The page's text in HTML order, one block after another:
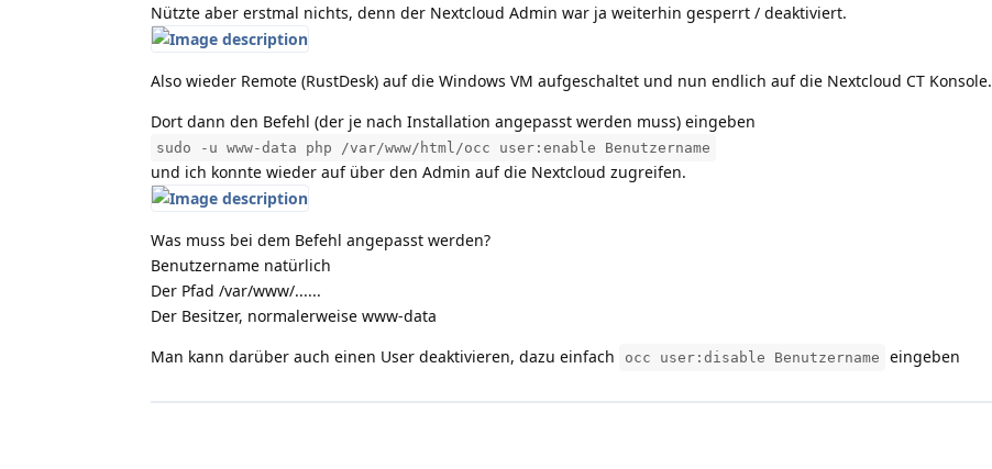
Nützte aber erstmal nichts, denn der Nextcloud Admin war ja weiterhin gesperrt / deaktiviert.
Also wieder Remote (RustDesk) auf die Windows VM aufgeschaltet und nun endlich auf die Nextcloud CT Konsole.
Dort dann den Befehl (der je nach Installation angepasst werden muss) eingeben
sudo -u www-data php /var/www/html/occ user:enable Benutzername
und ich konnte wieder auf über den Admin auf die Nextcloud zugreifen.
Was muss bei dem Befehl angepasst werden?
Benutzername natürlich
Der Pfad /var/www/......
Der Besitzer, normalerweise www-data
Man kann darüber auch einen User deaktivieren, dazu einfach
occ user:disable Benutzername eingeben